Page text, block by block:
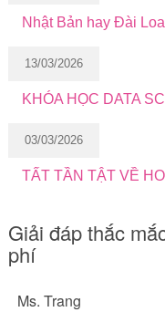
Nhật Bản hay Đài
13/03/2026
KHÓA HỌC DATA
03/03/2026
TẤT TẦN TẬT VỀ
Giải đáp thắc
phí
Ms. Trang